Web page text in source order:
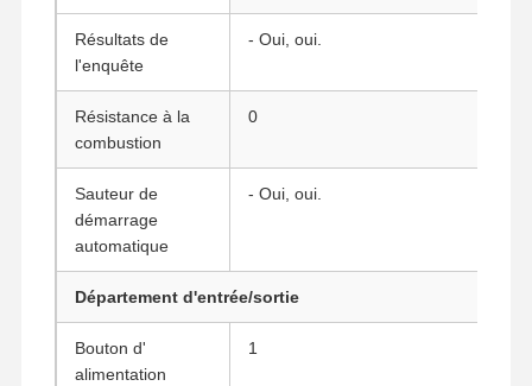
Aperçu
Résultats de
l'enquête
- Oui, oui.
Résistance à la
combustion
0
Sauteur de
démarrage
automatique
- Oui, oui.
Département d'entrée/sortie
Bouton d'
alimentation
1